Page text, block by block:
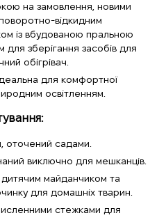
на замовлення, новими
відкидним
із вбудованою пральною
зберігання засобів для
обігрівач.
для комфортної
освітленням.
оточений садами.
виключно для мешканців.
дитячим майданчиком та
для домашніх тварин.
стежками для